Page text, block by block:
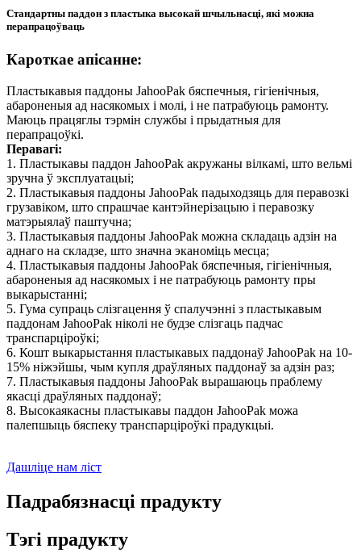
Стандартны паддон з пластыка высокай шчыльнасці, які можна
перапрацоўваць
Кароткае апісанне:
Пластыкавыя паддоны JahooPak бяспечныя, гігіенічныя,
абароненыя ад насякомых і молі, і не патрабуюць рамонту.
Маюць працяглы тэрмін службы і прыдатныя для
перапрацоўкі.
Перавагі:
1. Пластыкавы паддон JahooPak акружаны вілкамі, што вельмі
зручна ў эксплуатацыі;
2. Пластыкавыя паддоны JahooPak падыходзяць для перавозкі
грузавіком, што спрашчае кантэйнерізацыю і перавозку
матэрыялаў паштучна;
3. Пластыкавыя паддоны JahooPak можна складаць адзін на
аднаго на складзе, што значна эканоміць месца;
4. Пластыкавыя паддоны JahooPak бяспечныя, гігіенічныя,
абароненыя ад насякомых і не патрабуюць рамонту пры
выкарыстанні;
5. Гума супраць слізгацення ў спалучэнні з пластыкавым
паддонам JahooPak ніколі не будзе слізгаць падчас
транспарціроўкі;
6. Кошт выкарыстання пластыкавых паддонаў JahooPak на 10-
15% ніжэйшы, чым купля драўляных паддонаў за адзін раз;
7. Пластыкавыя паддоны JahooPak вырашаюць праблему
якасці драўляных паддонаў;
8. Высокаякасны пластыкавы паддон JahooPak можа
палепшыць бяспеку транспарціроўкі прадукцыі.
Дашліце нам ліст
Падрабязнасці прадукту
Тэгі прадукту